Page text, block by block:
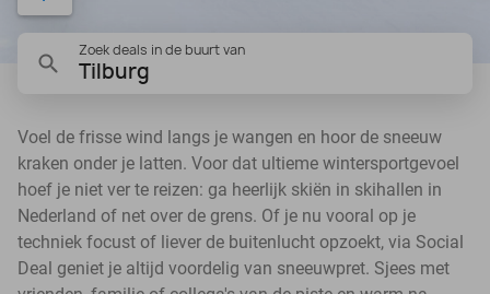
Zoek deals in de buurt van
Tilburg
Voel de frisse wind langs je wangen en hoor de sneeuw
kraken onder je latten. Voor dat ultieme wintersportgevoel
hoef je niet ver te reizen: ga heerlijk skiën in skihallen in
Nederland of net over de grens. Of je nu vooral op je
techniek focust of liever de buitenlucht opzoekt, via Social
Deal geniet je altijd voordelig van sneeuwpret. Sjees met